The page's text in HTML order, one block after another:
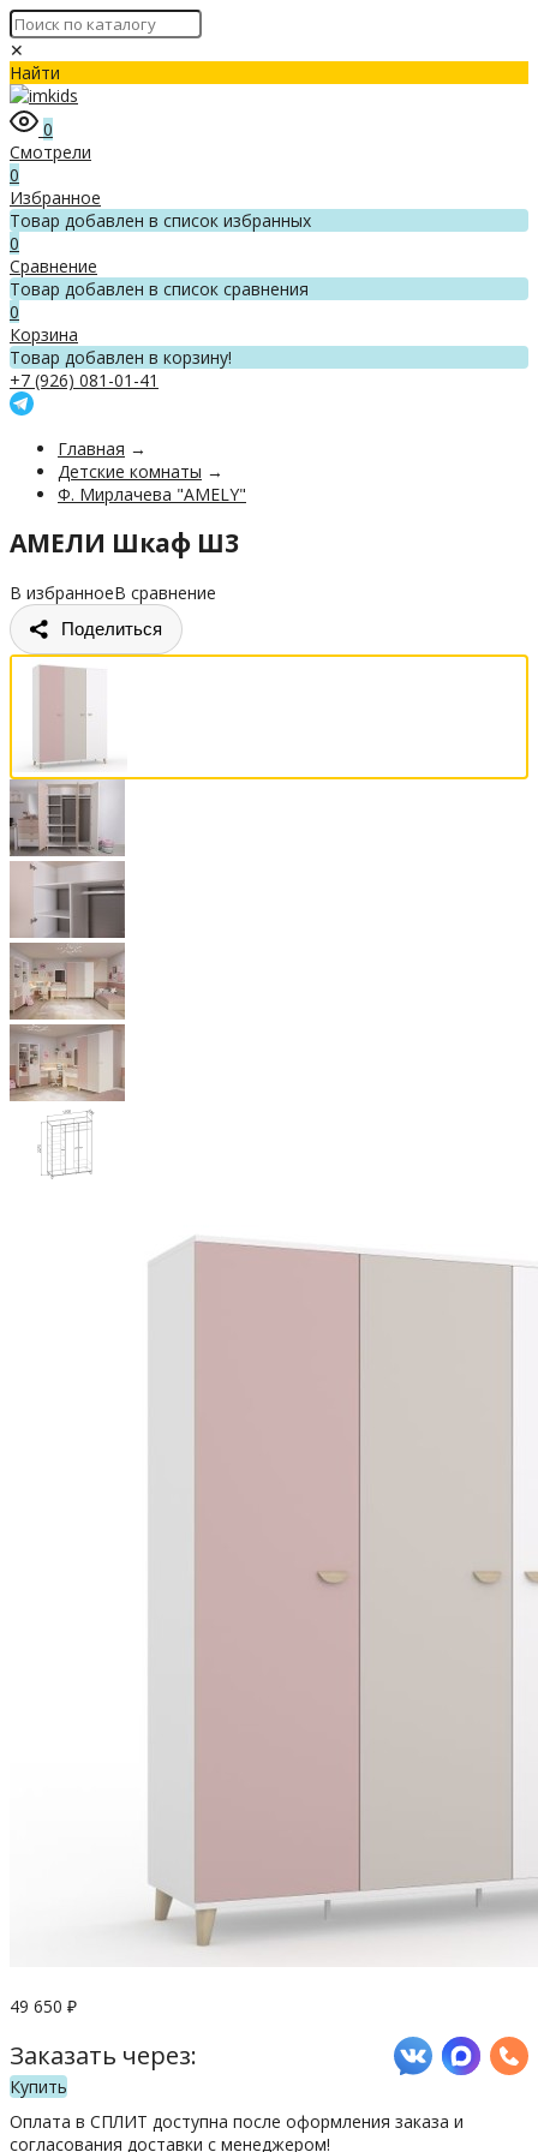
✕
Найти
0
Смотрели
0
Избранное
Товар добавлен в список избранных
0
Сравнение
Товар добавлен в список сравнения
0
Корзина
Товар добавлен в корзину!
+7 (926) 081-01-41
Главная →
Детские комнаты →
Ф. Мирлачева "AMELY"
АМЕЛИ Шкаф Ш3
В избранноеВ сравнение
Поделиться
49 650 ₽
Заказать через:
Купить
Оплата в СПЛИТ доступна после оформления заказа и
согласования доставки с менеджером!